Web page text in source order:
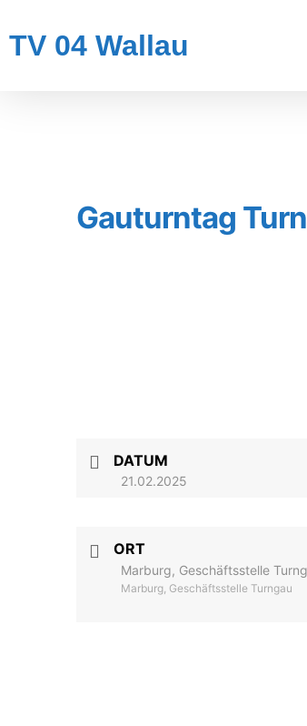
TV 04 Wallau
Gauturntag
DATUM
21.02.2025
ORT
Marburg, Geschäftsstelle
Marburg, Geschäftsstelle Turngau